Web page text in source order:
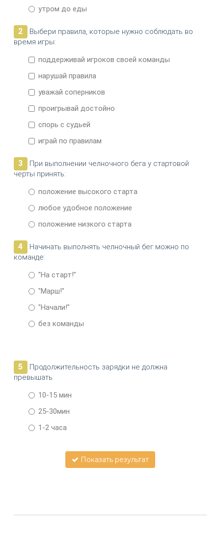
утром до еды
2
Выбери правила, которые нужно соблюдать во
время игры:
поддерживай игроков своей команды
нарушай правила
уважай соперников
проигрывай достойно
спорь с судьей
играй по правилам
3
При выполнении челночного бега у стартовой
черты принять:
положение высокого старта
любое удобное положение
положение низкого старта
4
Начинать выполнять челночный бег можно по
команде:
"На старт!"
"Марш!"
"Начали!"
без команды
5
Продолжительность зарядки не должна
превышать:
10-15 мин
25-30мин
1-2 часа
Показать результат